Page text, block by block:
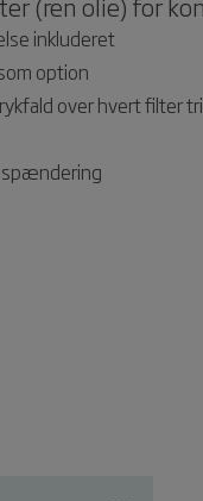
inkluderet
option
over hvert filter
spændering